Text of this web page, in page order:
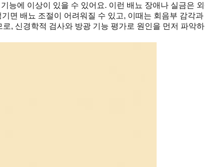
능에 이상이 있을 수 있어요. 이런 배뇨 장애나 실금은
면 배뇨 조절이 어려워질 수 있고, 이때는 회음부 감각
, 신경학적 검사와 방광 기능 평가로 원인을 먼저 파악